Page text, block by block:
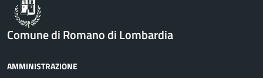
Comune di Romano di Lombardia
AMMINISTRAZIONE